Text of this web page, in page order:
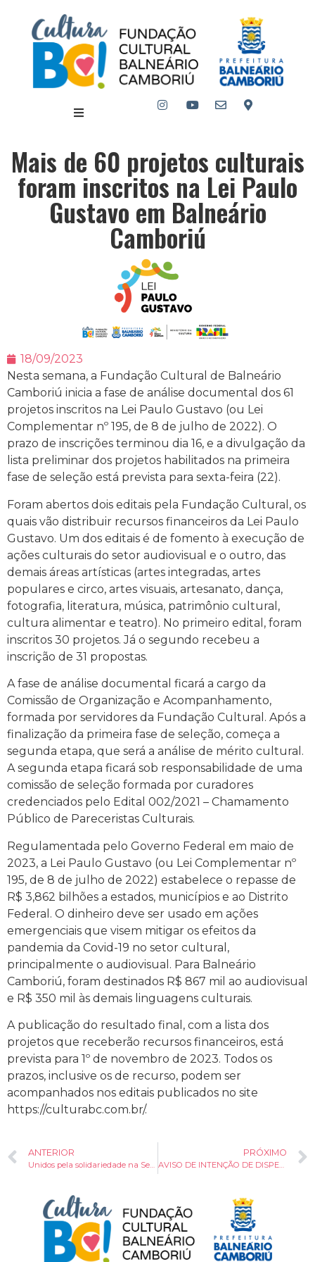
Mais de 60 projetos culturais
foram inscritos na Lei Paulo
Gustavo em Balneário
Camboriú
18/09/2023
Nesta semana, a Fundação Cultural de Balneário
Camboriú inicia a fase de análise documental dos 61
projetos inscritos na Lei Paulo Gustavo (ou Lei
Complementar nº 195, de 8 de julho de 2022). O
prazo de inscrições terminou dia 16, e a divulgação da
lista preliminar dos projetos habilitados na primeira
fase de seleção está prevista para sexta-feira (22).
Foram abertos dois editais pela Fundação Cultural, os
quais vão distribuir recursos financeiros da Lei Paulo
Gustavo. Um dos editais é de fomento à execução de
ações culturais do setor audiovisual e o outro, das
demais áreas artísticas (artes integradas, artes
populares e circo, artes visuais, artesanato, dança,
fotografia, literatura, música, patrimônio cultural,
cultura alimentar e teatro). No primeiro edital, foram
inscritos 30 projetos. Já o segundo recebeu a
inscrição de 31 propostas.
A fase de análise documental ficará a cargo da
Comissão de Organização e Acompanhamento,
formada por servidores da Fundação Cultural. Após a
finalização da primeira fase de seleção, começa a
segunda etapa, que será a análise de mérito cultural.
A segunda etapa ficará sob responsabilidade de uma
comissão de seleção formada por curadores
credenciados pelo Edital 002/2021 – Chamamento
Público de Pareceristas Culturais.
Regulamentada pelo Governo Federal em maio de
2023, a Lei Paulo Gustavo (ou Lei Complementar nº
195, de 8 de julho de 2022) estabelece o repasse de
R$ 3,862 bilhões a estados, municípios e ao Distrito
Federal. O dinheiro deve ser usado em ações
emergenciais que visem mitigar os efeitos da
pandemia da Covid-19 no setor cultural,
principalmente o audiovisual. Para Balneário
Camboriú, foram destinados R$ 867 mil ao audiovisual
e R$ 350 mil às demais linguagens culturais.
A publicação do resultado final, com a lista dos
projetos que receberão recursos financeiros, está
prevista para 1º de novembro de 2023. Todos os
prazos, inclusive os de recurso, podem ser
acompanhados nos editais publicados no site
https://culturabc.com.br/.
ANTERIOR
Unidos pela solidariedade na Semana Farroupilha!
PRÓXIMO
AVISO DE INTENÇÃO DE DISPENSA DE LICITAÇÃO – RENOVAÇÃO DA ADOBE CREATIVE CLOUD